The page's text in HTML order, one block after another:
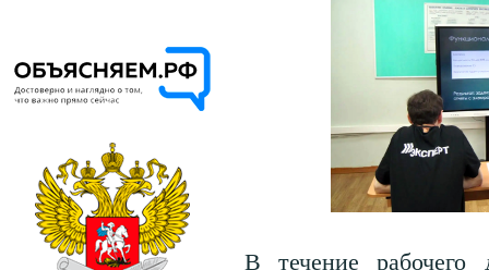
В течение рабочего